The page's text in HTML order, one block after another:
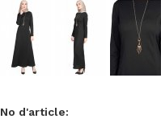
No d'article: